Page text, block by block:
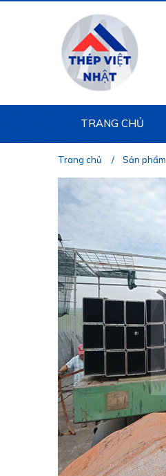
TRANG CHỦ
Trang chủ Sản phẩm